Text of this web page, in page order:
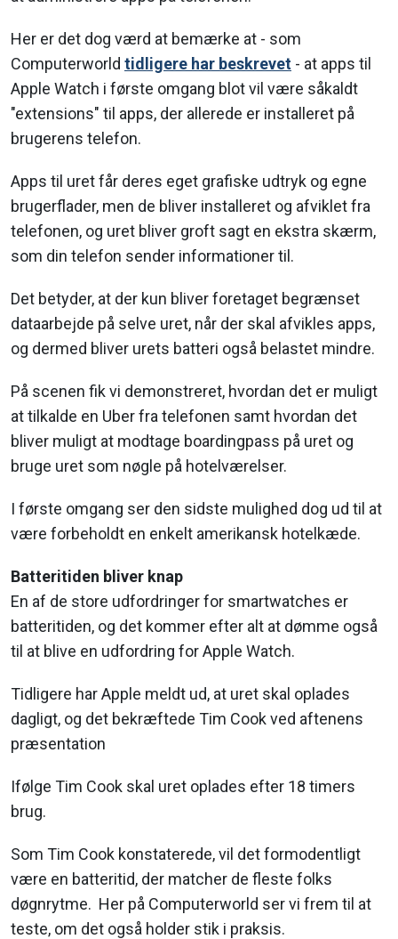
Her er det dog værd at bemærke at - som
Computerworld tidligere har beskrevet - at apps til
Apple Watch i første omgang blot vil være såkaldt
"extensions" til apps, der allerede er installeret på
brugerens telefon.
Apps til uret får deres eget grafiske udtryk og egne
brugerflader, men de bliver installeret og afviklet fra
telefonen, og uret bliver groft sagt en ekstra skærm,
som din telefon sender informationer til.
Det betyder, at der kun bliver foretaget begrænset
dataarbejde på selve uret, når der skal afvikles apps,
og dermed bliver urets batteri også belastet mindre.
På scenen fik vi demonstreret, hvordan det er muligt
at tilkalde en Uber fra telefonen samt hvordan det
bliver muligt at modtage boardingpass på uret og
bruge uret som nøgle på hotelværelser.
I første omgang ser den sidste mulighed dog ud til at
være forbeholdt en enkelt amerikansk hotelkæde.
Batteritiden bliver knap
En af de store udfordringer for smartwatches er
batteritiden, og det kommer efter alt at dømme også
til at blive en udfordring for Apple Watch.
Tidligere har Apple meldt ud, at uret skal oplades
dagligt, og det bekræftede Tim Cook ved aftenens
præsentation
Ifølge Tim Cook skal uret oplades efter 18 timers
brug.
Som Tim Cook konstaterede, vil det formodentligt
være en batteritid, der matcher de fleste folks
døgnrytme. Her på Computerworld ser vi frem til at
teste, om det også holder stik i praksis.